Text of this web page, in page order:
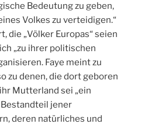
Bedeutung zu geben,
Volkes zu verteidigen.“
die „Völker Europas“ seien
„zu ihrer politischen
Faye meint zu
zu denen, die dort geboren
Mutterland sei „ein
jener
deren natürliches und